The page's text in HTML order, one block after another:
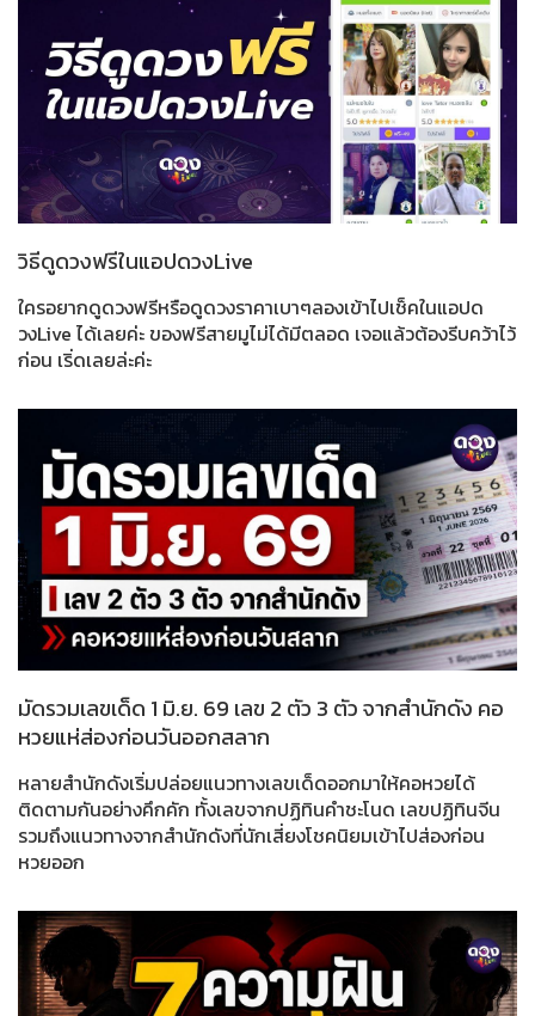
วิธีดูดวงฟรีในแอปดวงLive
ใครอยากดูดวงฟรีหรือดูดวงราคาเบาๆลองเข้าไปเช็คในแอปด
วงLive ได้เลยค่ะ ของฟรีสายมูไม่ได้มีตลอด เจอแล้วต้องรีบคว้าไว้
ก่อน เริ่ดเลยล่ะค่ะ
มัดรวมเลขเด็ด 1 มิ.ย. 69 เลข 2 ตัว 3 ตัว จากสำนักดัง คอ
หวยแห่ส่องก่อนวันออกสลาก
หลายสำนักดังเริ่มปล่อยแนวทางเลขเด็ดออกมาให้คอหวยได้
ติดตามกันอย่างคึกคัก ทั้งเลขจากปฏิทินคำชะโนด เลขปฏิทินจีน
รวมถึงแนวทางจากสำนักดังที่นักเสี่ยงโชคนิยมเข้าไปส่องก่อน
หวยออก